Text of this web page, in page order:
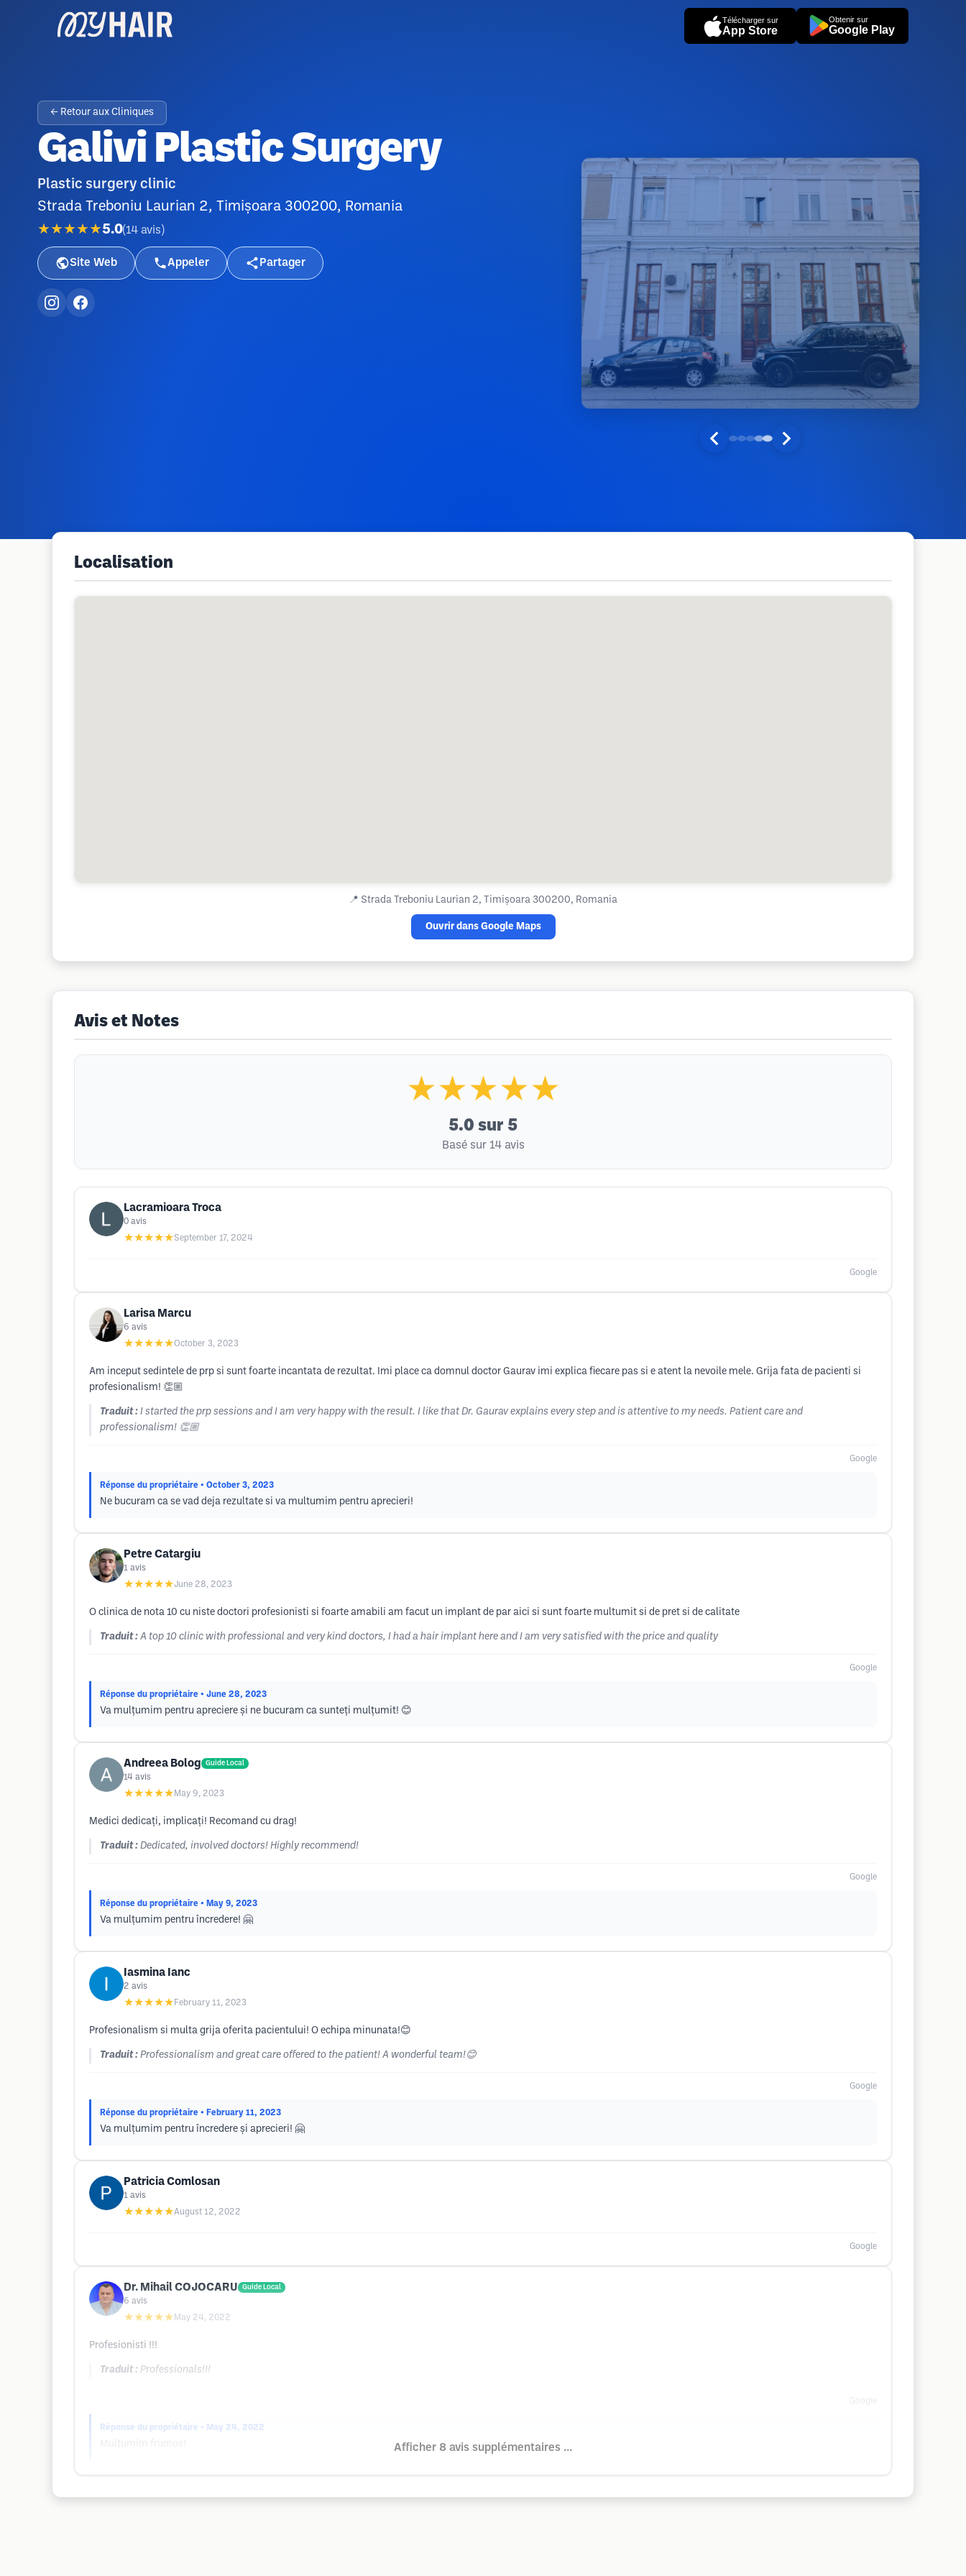
Télécharger sur
App Store
Obtenir sur
Google Play
← Retour aux Cliniques
Galivi Plastic Surgery
Plastic surgery clinic
Strada Treboniu Laurian 2, Timișoara 300200, Romania
★★★★★5.0(14 avis )
Site Web Appeler Partager
Localisation
📍 Strada Treboniu Laurian 2, Timișoara 300200, Romania
Ouvrir dans Google Maps
Avis et Notes
★★★★★
5.0 sur 5
Basé sur 14 avis
Lacramioara Troca
0 avis
★★★★★September 17, 2024
Google
Larisa Marcu
6 avis
★★★★★October 3, 2023
Am inceput sedintele de prp si sunt foarte incantata de rezultat. Imi place ca domnul doctor Gaurav imi explica fiecare pas si e atent la nevoile mele. Grija fata de pacienti si
profesionalism! 👏🏼
Traduit : I started the prp sessions and I am very happy with the result. I like that Dr. Gaurav explains every step and is attentive to my needs. Patient care and
professionalism! 👏🏼
Google
Réponse du propriétaire • October 3, 2023
Ne bucuram ca se vad deja rezultate si va multumim pentru aprecieri!
Petre Catargiu
1 avis
★★★★★June 28, 2023
O clinica de nota 10 cu niste doctori profesionisti si foarte amabili am facut un implant de par aici si sunt foarte multumit si de pret si de calitate
Traduit : A top 10 clinic with professional and very kind doctors, I had a hair implant here and I am very satisfied with the price and quality
Google
Réponse du propriétaire • June 28, 2023
Va mulțumim pentru apreciere și ne bucuram ca sunteți mulțumit! 😊
Andreea Bolog Guide Local
14 avis
★★★★★ May 9, 2023
Medici dedicați, implicați! Recomand cu drag!
Traduit : Dedicated, involved doctors! Highly recommend!
Google
Réponse du propriétaire • May 9, 2023
Va mulțumim pentru încredere! 🤗
Iasmina Ianc
2 avis
★★★★★ February 11, 2023
Profesionalism si multa grija oferita pacientului! O echipa minunata!😊
Traduit : Professionalism and great care offered to the patient! A wonderful team!😊
Google
Réponse du propriétaire • February 11, 2023
Va mulțumim pentru încredere și aprecieri! 🤗
Patricia Comlosan
1 avis
★★★★★August 12, 2022
Google
Dr. Mihail COJOCARU Guide Local
6 avis
★★★★★ May 24, 2022
Profesionisti !!!
Traduit : Professionals!!!
Réponse du propriétaire • May 24, 2022
Afficher 8 avis supplémentaires ...